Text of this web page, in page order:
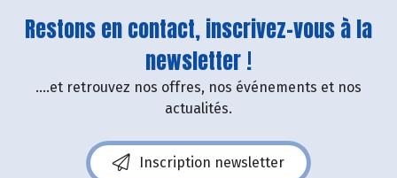
Restons en contact, inscrivez-vous à la
newsletter !
....et retrouvez nos offres, nos événements et nos
actualités.
Inscription newsletter